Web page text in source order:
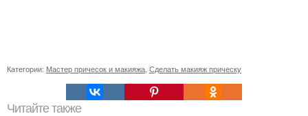
Категории: Мастер причесок и макияжа Сделать макияж прическу
Читайте также